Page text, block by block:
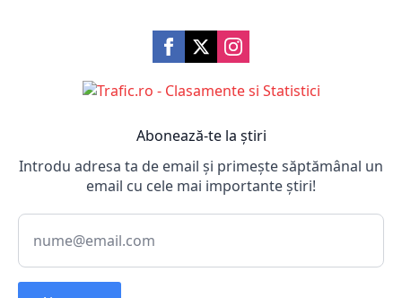
Abonează-te la știri
Introdu adresa ta de email și primește săptămânal un
email cu cele mai importante știri!